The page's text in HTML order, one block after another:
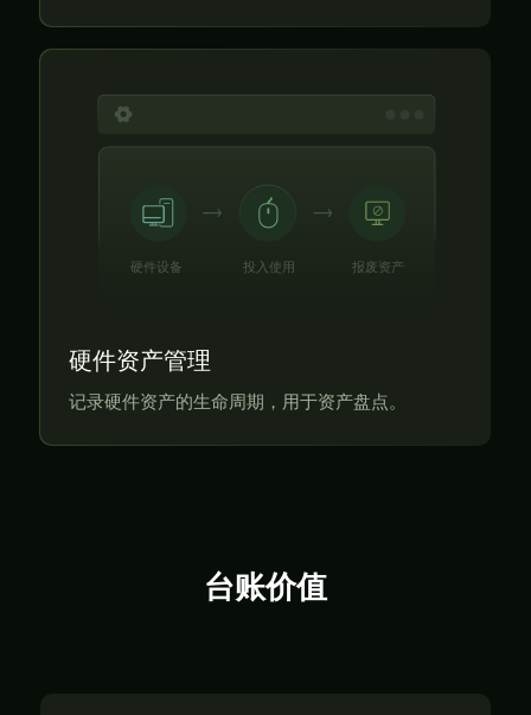
硬件资产管理
记录硬件资产的生命周期，用于资产盘点。
台账价值